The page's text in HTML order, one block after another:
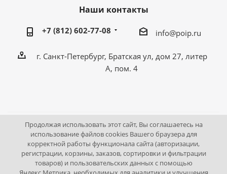
Наши контакты
+7 (812) 602-77-08 info@poip.ru
г. Санкт-Петербург, Братская ул, дом 27, литер
А, пом. 4
2009 - 2026 © Промышленное оборудование Интернет
портал.
195043, г. Санкт-Петербург, Братская ул, дом 27, литер А,
пом. 4
Продолжая использовать этот сайт, Вы соглашаетесь на
использование файлов cookies Вашего браузера для
корректной работы функционала сайта (авторизации,
регистрации, корзины, заказов, сортировки и фильтрации
товаров) и пользовательских данных с помощью